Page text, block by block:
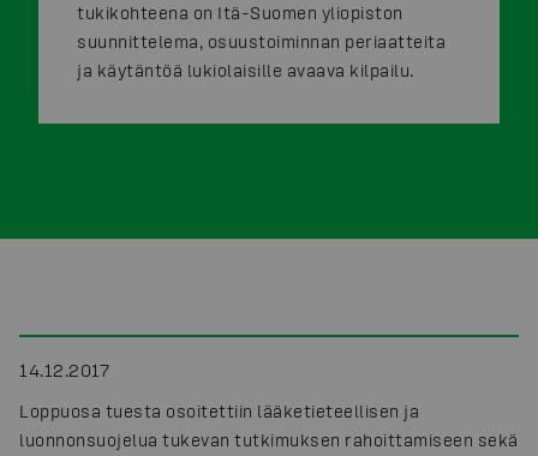
tukikohteena on Itä-Suomen yliopiston
suunnittelema, osuustoiminnan periaatteita
ja käytäntöä lukiolaisille avaava kilpailu.
14.12.2017
Loppuosa tuesta osoitettiin lääketieteellisen ja
luonnonsuojelua tukevan tutkimuksen rahoittamiseen sekä